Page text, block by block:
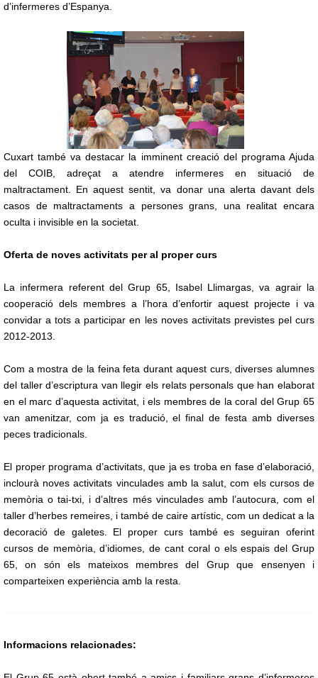
d’infermeres d’Espanya.
Cuxart també va destacar la imminent creació del programa Ajuda
del COIB, adreçat a atendre infermeres en situació de
maltractament. En aquest sentit, va donar una alerta davant dels
casos de maltractaments a persones grans, una realitat encara
oculta i invisible en la societat.
Oferta de noves activitats per al proper curs
La infermera referent del Grup 65, Isabel Llimargas, va agrair la
cooperació dels membres a l’hora d’enfortir aquest projecte i va
convidar a tots a participar en les noves activitats previstes pel curs
2012-2013.
Com a mostra de la feina feta durant aquest curs, diverses alumnes
del taller d’escriptura van llegir els relats personals que han elaborat
en el marc d’aquesta activitat, i els membres de la coral del Grup 65
van amenitzar, com ja es tradució, el final de festa amb diverses
peces tradicionals.
El proper programa d’activitats, que ja es troba en fase d’elaboració,
inclourà noves activitats vinculades amb la salut, com els cursos de
memòria o tai-txi, i d’altres més vinculades amb l’autocura, com el
taller d’herbes remeires, i també de caire artístic, com un dedicat a la
decoració de galetes. El proper curs també es seguiran oferint
cursos de memòria, d’idiomes, de cant coral o els espais del Grup
65, on són els mateixos membres del Grup que ensenyen i
comparteixen experiència amb la resta.
Informacions relacionades: